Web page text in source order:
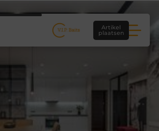
Artikel
plaatsen